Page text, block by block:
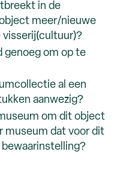
in de
meer/nieuwe
visserij(cultuur)?
genoeg om op te
al een
aanwezig?
om dit object
museum dat voor dit